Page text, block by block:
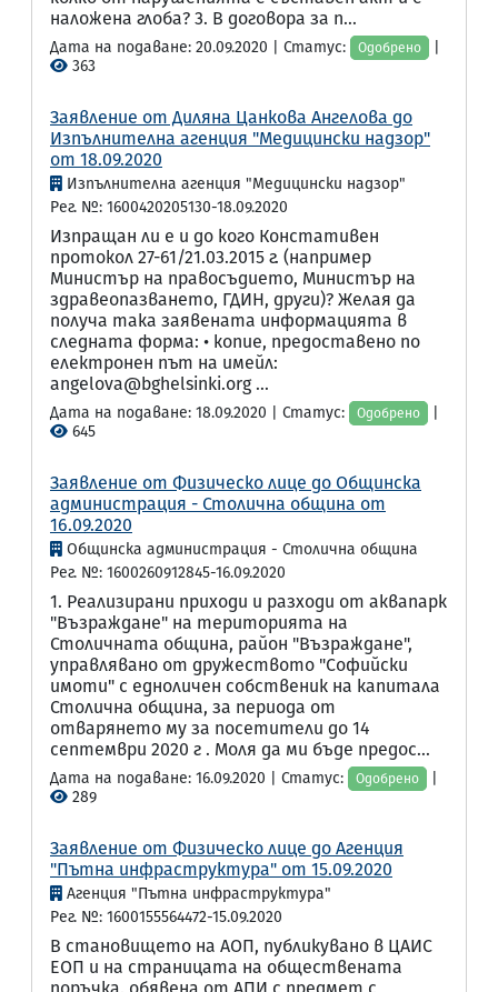
наложена глоба? 3. В договора за п...
Дата на подаване: 20.09.2020 | Статус: Одобрено
363
Заявление от Диляна Цанкова Ангелова до
Изпълнителна агенция "Медицински надзор"
от 18.09.2020
Изпълнителна агенция "Медицински надзор"
Рег. №: 1600420205130-18.09.2020
Изпращан ли е и до кого Констативен
протокол 27-61/21.03.2015 г. (например
Министър на правосъдието, Министър на
здравеопазването, ГДИН, други)? Желая да
получа така заявената информацията в
следната форма: • копие, предоставено по
електронен път на имейл:
angelova@bghelsinki.org ...
Дата на подаване: 18.09.2020 | Статус: Одобрено
645
Заявление от Физическо лице до Общинска
администрация - Столична община от
16.09.2020
Общинска администрация - Столична община
Рег. №: 1600260912845-16.09.2020
1. Реализирани приходи и разходи от аквапарк
"Възраждане" на територията на
Столичната община, район "Възраждане",
управлявано от дружеството "Софийски
имоти" с едноличен собственик на капитала
Столична община, за периода от
отварянето му за посетители до 14
септември 2020 г . Моля да ми бъде предос...
Дата на подаване: 16.09.2020 | Статус: Одобрено
289
Заявление от Физическо лице до Агенция
"Пътна инфраструктура" от 15.09.2020
Агенция "Пътна инфраструктура"
Рег. №: 1600155564472-15.09.2020
В становището на АОП, публикувано в ЦАИС
ЕОП и на страницата на обществената